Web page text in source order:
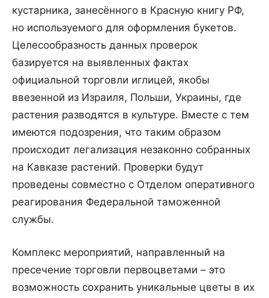
кустарника, занесённого в Красную книгу РФ,
но используемого для оформления букетов.
Целесообразность данных проверок
базируется на выявленных фактах
официальной торговли иглицей, якобы
ввезенной из Израиля, Польши, Украины, где
растения разводятся в культуре. Вместе с тем
имеются подозрения, что таким образом
происходит легализация незаконно собранных
на Кавказе растений. Проверки будут
проведены совместно с Отделом оперативного
реагирования Федеральной таможенной
службы.
Комплекс мероприятий, направленный на
пресечение торговли первоцветами – это
возможность сохранить уникальные цветы в их